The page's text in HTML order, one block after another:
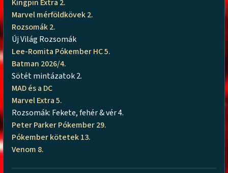
Kingpin Extra 2.
Marvel mérföldkövek 2.
Rozsomák 2.
Új Világ Rozsomák
Lee-Romita Pókember HC 5.
Batman 2026/4.
Sötét mintázatok 2.
MAD és a DC
Marvel Extra 5.
Rozsomák: Fekete, fehér & vér 4.
Peter Parker Pókember 29.
Pókember kötetek 13.
Venom 8.